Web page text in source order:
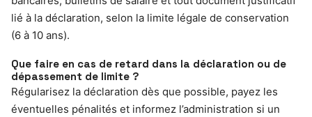
lié à la déclaration, selon la limite légale de conservation
(6 à 10 ans).
Que faire en cas de retard dans la déclaration ou de
dépassement de limite ?
Régularisez la déclaration dès que possible, payez les
éventuelles pénalités et informez l’administration si un